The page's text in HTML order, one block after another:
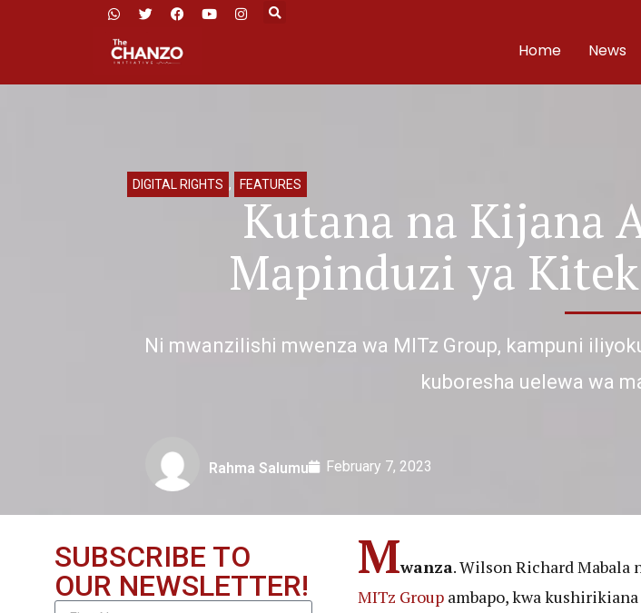
Home News
DIGITAL RIGHTS , FEATURES
Kutana na Kijana
Mapinduzi ya
Ni mwanzilishi mwenza wa MITz Group, kampuni
kuboresha uelewa wa
Rahma Salumu February 7, 2023
SUBSCRIBE TO
OUR NEWSLETTER!
Mwanza. Wilson Richard
MITz Groupambapo, kwa